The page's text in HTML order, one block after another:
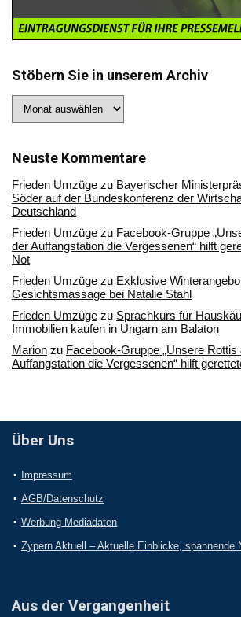
Stöbern Sie in unserem Archiv
Sie
Archiv
Neuste Kommentare
Frieden Umzüge zu Bayerischer
Söder auf der Bundeskonferenz der
Deutschland
Frieden Umzüge zu Facebook-Gruppe
der Auffangstation die Vergessenen“ hilft
Not
Frieden Umzüge zu Exklusive
Gesichtsmassage bei Natalie Stahl
Frieden Umzüge zu Sprachkurs für
Immobilien kaufen in Ungarn am Balaton
Marion zu Facebook-Gruppe „Unsere Rottis
Auffangstation die Vergessenen“ hilft
Über Uns
Impressum
AGB/Datenschutz
Werbung Mediadaten
Zypern Aktuell – Aktuelle Einblicke, spannende
Aus der Vergangenheit